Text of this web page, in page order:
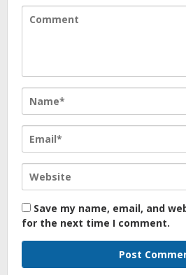
Save my name, email, and
for the next time I comment.